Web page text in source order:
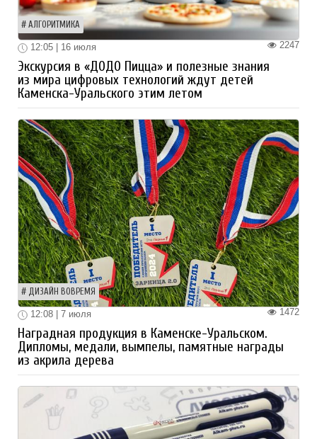
АЛГОРИТМИКА
2247
12:05 | 16 июля
Экскурсия в «ДОДО Пицца» и полезные знания
из мира цифровых технологий ждут детей
Каменска-Уральского этим летом
ДИЗАЙН ВОВРЕМЯ
1472
12:08 | 7 июля
Наградная продукция в Каменске-Уральском.
Дипломы, медали, вымпелы, памятные награды
из акрила дерева